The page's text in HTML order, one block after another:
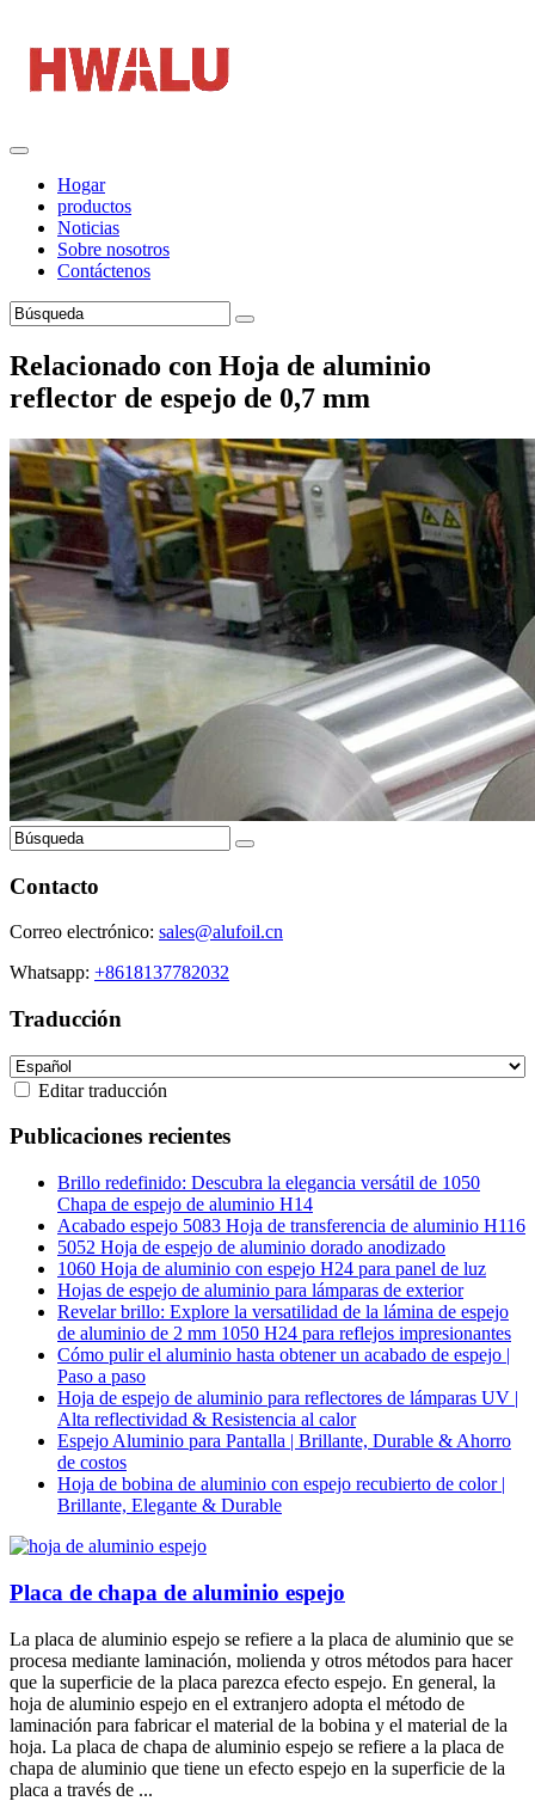
Hogar
productos
Noticias
Sobre nosotros
Contáctenos
Relacionado con Hoja de aluminio
reflector de espejo de 0,7 mm
Contacto
Correo electrónico: sales@alufoil.cn
Whatsapp: +8618137782032
Traducción
Editar traducción
Publicaciones recientes
Brillo redefinido: Descubra la elegancia versátil de 1050
Chapa de espejo de aluminio H14
Acabado espejo 5083 Hoja de transferencia de aluminio H116
5052 Hoja de espejo de aluminio dorado anodizado
1060 Hoja de aluminio con espejo H24 para panel de luz
Hojas de espejo de aluminio para lámparas de exterior
Revelar brillo: Explore la versatilidad de la lámina de espejo
de aluminio de 2 mm 1050 H24 para reflejos impresionantes
Cómo pulir el aluminio hasta obtener un acabado de espejo |
Paso a paso
Hoja de espejo de aluminio para reflectores de lámparas UV |
Alta reflectividad & Resistencia al calor
Espejo Aluminio para Pantalla | Brillante, Durable & Ahorro
de costos
Hoja de bobina de aluminio con espejo recubierto de color |
Brillante, Elegante & Durable
Placa de chapa de aluminio espejo
La placa de aluminio espejo se refiere a la placa de aluminio que se
procesa mediante laminación, molienda y otros métodos para hacer
que la superficie de la placa parezca efecto espejo. En general, la
hoja de aluminio espejo en el extranjero adopta el método de
laminación para fabricar el material de la bobina y el material de la
hoja. La placa de chapa de aluminio espejo se refiere a la placa de
chapa de aluminio que tiene un efecto espejo en la superficie de la
placa a través de ...